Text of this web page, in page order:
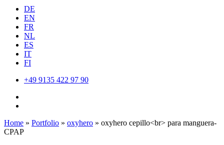
DE
EN
FR
NL
ES
IT
FI
+49 9135 422 97 90
Home » Portfolio » oxyhero » oxyhero cepillo<br> para manguera-
CPAP